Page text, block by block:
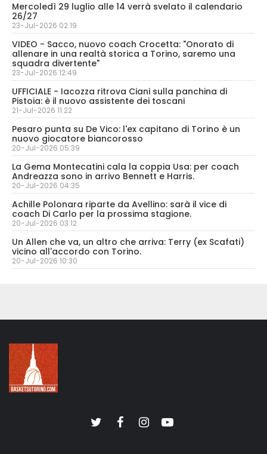
Mercoledì 29 luglio alle 14 verrà svelato il calendario
26/27
23-Jul-2026 02:19
VIDEO - Sacco, nuovo coach Crocetta: "Onorato di
allenare in una realtà storica a Torino, saremo una
squadra divertente"
23-Jul-2026 12:49
UFFICIALE - Iacozza ritrova Ciani sulla panchina di
Pistoia: è il nuovo assistente dei toscani
21-Jul-2026 11:22
Pesaro punta su De Vico: l'ex capitano di Torino è un
nuovo giocatore biancorosso
20-Jul-2026 05:39
La Gema Montecatini cala la coppia Usa: per coach
Andreazza sono in arrivo Bennett e Harris.
20-Jul-2026 04:35
Achille Polonara riparte da Avellino: sarà il vice di
coach Di Carlo per la prossima stagione.
20-Jul-2026 03:12
Un Allen che va, un altro che arriva: Terry (ex Scafati)
vicino all'accordo con Torino.
20-Jul-2026 10:30